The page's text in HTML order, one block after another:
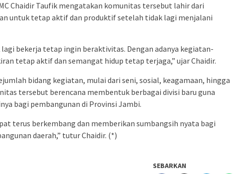
Chaidir Taufik mengatakan komunitas tersebut lahir dari
untuk tetap aktif dan produktif setelah tidak lagi menjalani
lagi bekerja tetap ingin beraktivitas. Dengan adanya kegiatan-
tetap aktif dan semangat hidup tetap terjaga,” ujar Chaidir.
bidang kegiatan, mulai dari seni, sosial, keagamaan, hingga
tersebut berencana membentuk berbagai divisi baru guna
bagi pembangunan di Provinsi Jambi.
terus berkembang dan memberikan sumbangsih nyata bagi
daerah,” tutur Chaidir. (*)
SEBARKAN